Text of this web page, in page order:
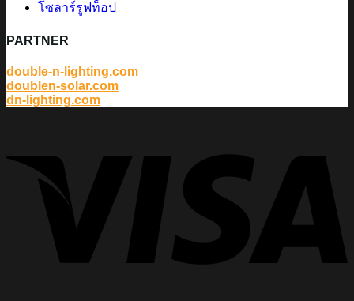
โซลาร์รูฟท็อป
PARTNER
double-n-lighting.com
doublen-solar.com
dn-lighting.com